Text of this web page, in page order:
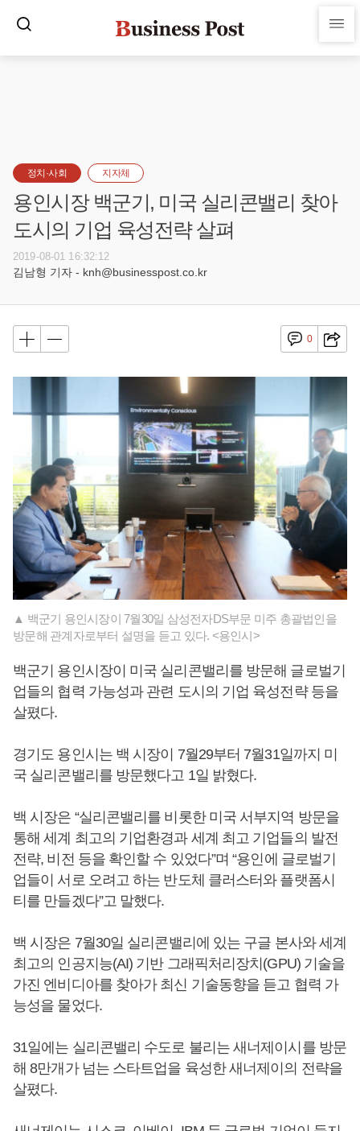
정치·사회 지자체
용인시장 백군기, 미국 실리콘밸리 찾아
도시의 기업 육성전략 살펴
2019-08-01 16:32:12
김남형 기자 - knh@businesspost.co.kr
0
▲ 백군기 용인시장이 7월30일 삼성전자DS부문 미주 총괄법인을
방문해 관계자로부터 설명을 듣고 있다. <용인시>
백군기 용인시장이 미국 실리콘밸리를 방문해 글로벌기
업들의 협력 가능성과 관련 도시의 기업 육성전략 등을
살폈다.
경기도 용인시는 백 시장이 7월29부터 7월31일까지 미
국 실리콘밸리를 방문했다고 1일 밝혔다.
백 시장은 “실리콘밸리를 비롯한 미국 서부지역 방문을
통해 세계 최고의 기업환경과 세계 최고 기업들의 발전
전략, 비전 등을 확인할 수 있었다”며 “용인에 글로벌기
업들이 서로 오려고 하는 반도체 클러스터와 플랫폼시
티를 만들겠다”고 말했다.
백 시장은 7월30일 실리콘밸리에 있는 구글 본사와 세계
최고의 인공지능(AI) 기반 그래픽처리장치(GPU) 기술을
가진 엔비디아를 찾아가 최신 기술동향을 듣고 협력 가
능성을 물었다.
31일에는 실리콘밸리 수도로 불리는 새너제이시를 방문
해 8만개가 넘는 스타트업을 육성한 새너제이의 전략을
살폈다.